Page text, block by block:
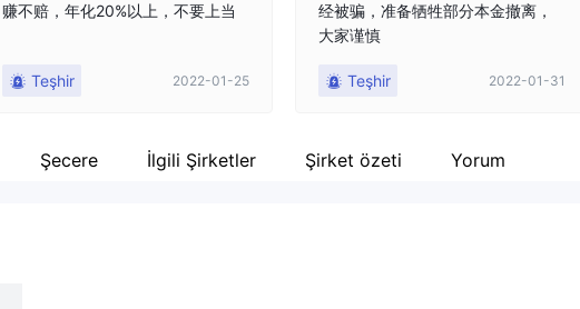
赚不赔，年化20%以上，不要上当
Teşhir 2022-01-25
经被骗，准备牺牲部分本金撤离，
大家谨慎
Teşhir 2022-01-31
Şecere İlgili Şirketler Şirket özeti Yorum